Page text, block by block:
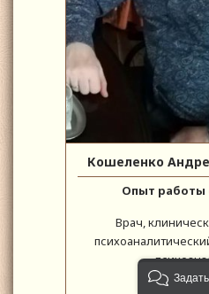
Кошеленко
Опыт работы
Врач,